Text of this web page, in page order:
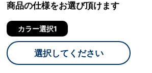
商品の仕様をお選び頂けます
カラー選択1
選択してください